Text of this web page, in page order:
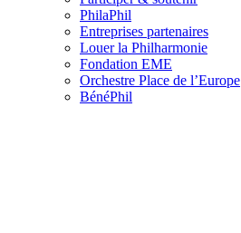
PhilaPhil
Entreprises partenaires
Louer la Philharmonie
Fondation EME
Orchestre Place de l’Europe
BénéPhil